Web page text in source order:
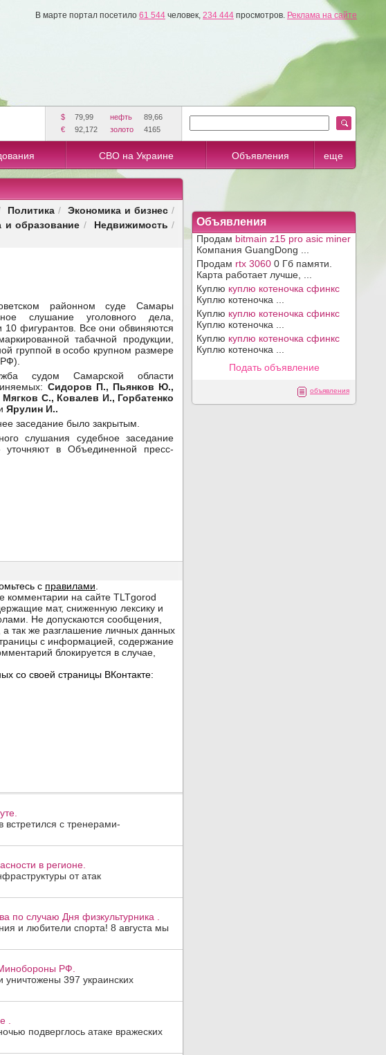
В марте портал посетило 61 544 человек, 234 444 просмотров. Реклама на сайте
$ 79,99 нефть
89,66
€
92,172 золото 4165
СВО на Украине Объявления еще
Политика / Экономика и бизнес /
и образование / Недвижимость /
районном суде Самары
слушание уголовного дела,
10 фигурантов. Все они обвиняются
табачной продукции,
группой в особо крупном размере
судом Самарской области
Сидоров П., Пьянков Ю.,
С., Ковалев И., Горбатенко
Ярулин И..
заседание было закрытым.
слушания судебное заседание
в Объединенной пресс-
встретился с тренерами-
в регионе.
от атак
случаю Дня физкультурника .
и любители спорта! 8 августа мы
РФ.
397 украинских
.
подверглось атаке вражеских
Объявления
Продам bitmain z15 pro asic miner
Компания GuangDong ...
Продам rtx 3060 0 Гб памяти.
Карта работает лучше, ...
Куплю куплю котеночка сфинкс
Куплю котеночка ...
Куплю куплю котеночка сфинкс
Куплю котеночка ...
Куплю куплю котеночка сфинкс
Куплю котеночка ...
Подать объявление
объявления